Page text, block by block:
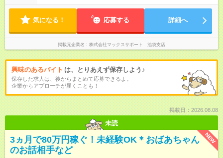
気になる！ 応募する 詳細へ
掲載元企業名 株式会社マックスサポート 池袋支店
興味のあるバイト は、とりあえず保存しよう♪
保存した求人は、後からまとめて応募できるよ。
企業からアプローチが届くことも！
掲載日：2026.08.08
未読
NEW
3ヵ月で80万円稼ぐ！未経験OK＊おばあちゃん
のお話相手など